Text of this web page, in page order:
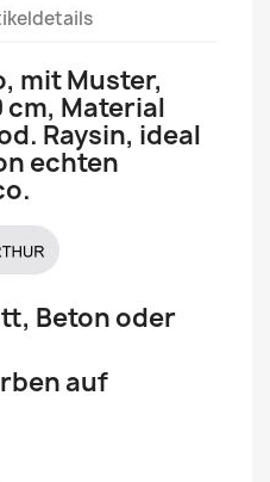
mit Muster,
cm, Material
Raysin, ideal
echten
Beton oder
auf